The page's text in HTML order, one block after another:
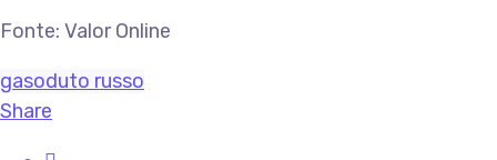
Fonte: Valor Online
gasoduto russo
Share